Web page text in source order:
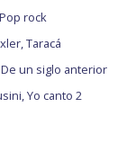
rock
Taracá
un siglo anterior
Yo canto 2